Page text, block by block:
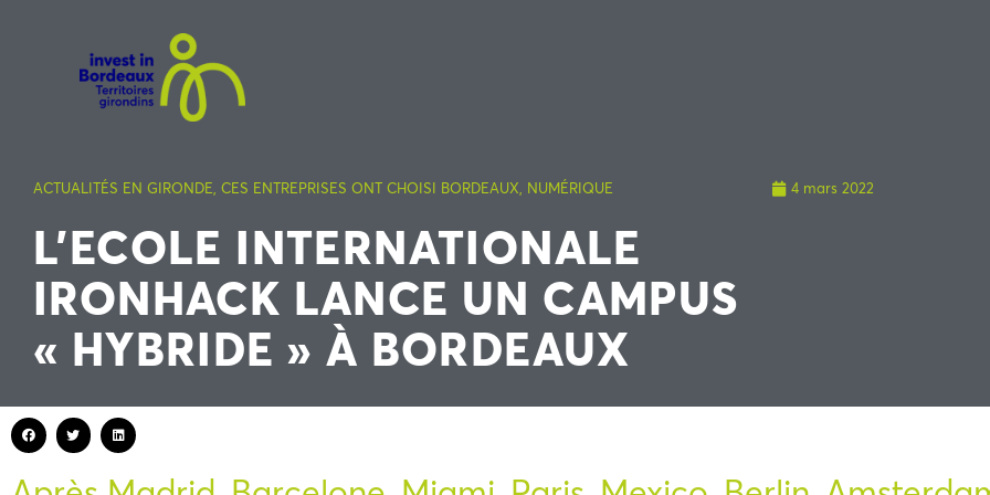
ACTUALITÉS EN GIRONDE, CES ENTREPRISES ONT CHOISI BORDEAUX, NUMÉRIQUE
L’ECOLE INTERNATIONALE
IRONHACK LANCE UN CAMPUS
« HYBRIDE » À BORDEAUX
4 mars 2022